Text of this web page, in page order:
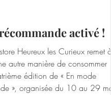
activé !
Heureux les Curieux remet à
autre manière de consommer
édition de « En mode
», organisée du 10 au 29